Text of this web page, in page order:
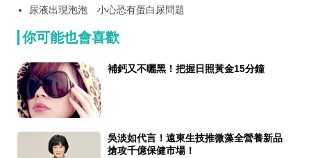
尿液出現泡泡 小心恐有蛋白尿問題
你可能也會喜歡
補鈣又不曬黑！把握日照黃金15分鐘
吳淡如代言！遠東生技推微藻全營養新品
搶攻千億保健市場！